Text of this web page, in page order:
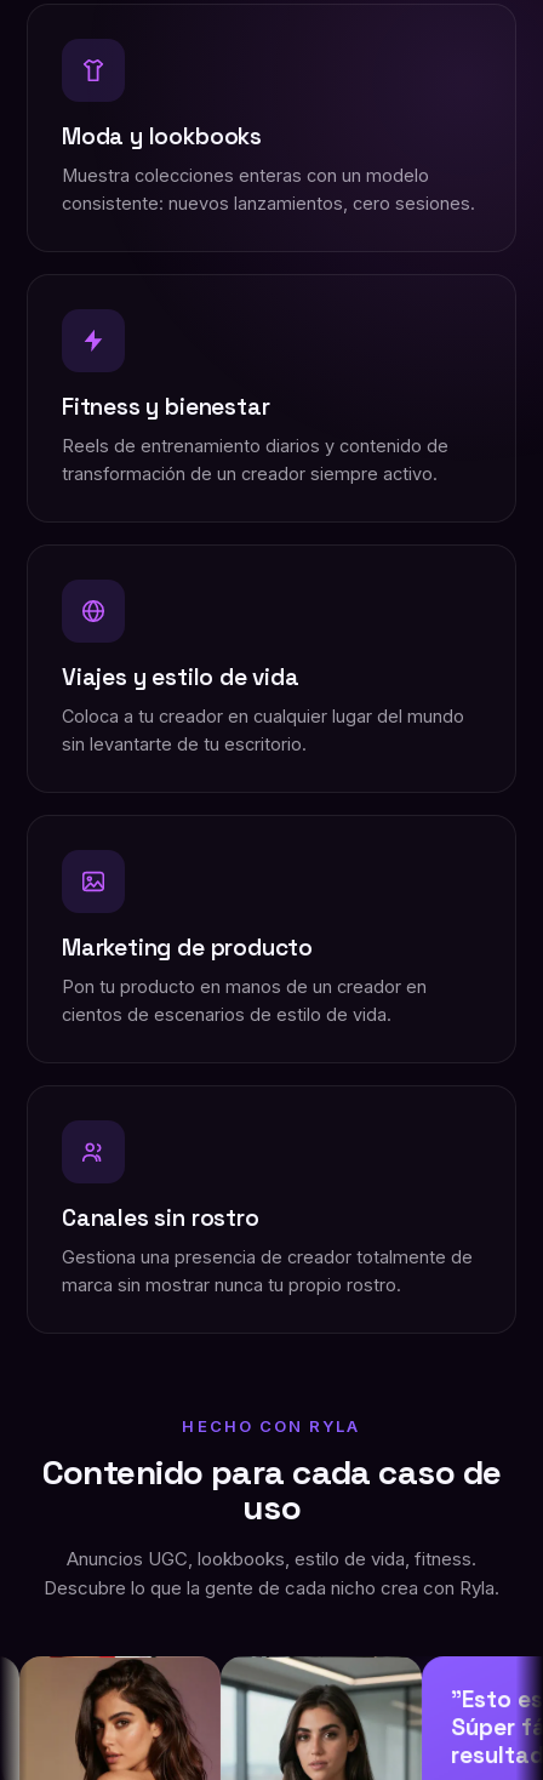
Moda y lookbooks
Muestra colecciones enteras con un modelo
consistente: nuevos lanzamientos, cero sesiones.
Fitness y bienestar
Reels de entrenamiento diarios y contenido de
transformación de un creador siempre activo.
Viajes y estilo de vida
Coloca a tu creador en cualquier lugar del mundo
sin levantarte de tu escritorio.
Marketing de producto
Pon tu producto en manos de un creador en
cientos de escenarios de estilo de vida.
Canales sin rostro
Gestiona una presencia de creador totalmente de
marca sin mostrar nunca tu propio rostro.
HECHO CON RYLA
Contenido para cada caso de
uso
Anuncios UGC, lookbooks, estilo de vida, fitness.
Descubre lo que la gente de cada nicho crea con Ryla.
"Esto es
Súper